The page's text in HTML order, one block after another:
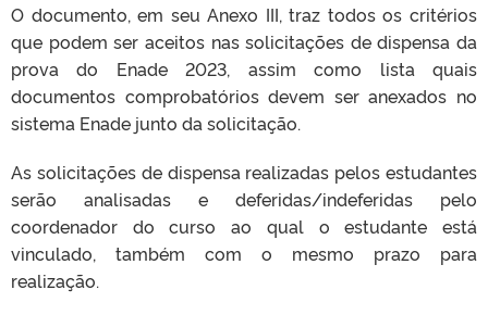
O documento, em seu Anexo III, traz todos os critérios
que podem ser aceitos nas solicitações de dispensa da
prova do Enade 2023, assim como lista quais
documentos comprobatórios devem ser anexados no
sistema Enade junto da solicitação.
As solicitações de dispensa realizadas pelos estudantes
serão analisadas e deferidas/indeferidas pelo
coordenador do curso ao qual o estudante está
vinculado, também com o mesmo prazo para
realização.